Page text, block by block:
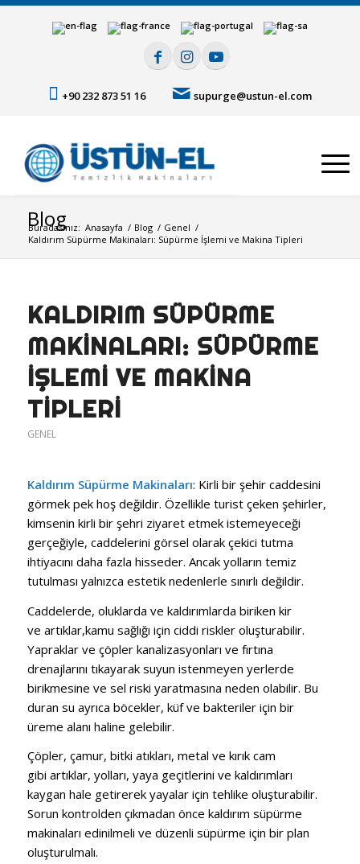
+90 232 873 51 16 supurge@ustun-el.com
Blog
Buradasınız: Anasayfa / Blog / Genel /
Kaldırım Süpürme Makinaları: Süpürme İşlemi ve Makina Tipleri
KALDIRIM SÜPÜRME
MAKINALARI: SÜPÜRME
İŞLEMI VE MAKINA
TIPLERI
GENEL
Kaldırım Süpürme Makinaları: Kirli bir şehir caddesini
görmek pek hoş değildir. Özellikle turist çeken şehirler,
kimsenin kirli bir şehri ziyaret etmek istemeyeceği
gerçeğiyle, caddelerini görsel olarak çekici tutma
ihtiyacını daha fazla hisseder. Ancak yolların temiz
tutulması yalnızca estetik nedenlerle sınırlı değildir.
Caddelerde, oluklarda ve kaldırımlarda biriken kir
ve artıklar,kamu sağlığı için ciddi riskler oluşturabilir.
Yapraklar ve çöpler kanalizasyonları ve fırtına
drenajlarını tıkayarak suyun istenmeyen yerlerde
birikmesine ve sel riski yaratmasına neden olabilir. Bu
duran su ayrıca böcekler, küf ve bakteriler için bir
üreme alanı haline gelebilir.
Çöpler, çamur, bitki atıkları, metal ve kırık cam
gibi artıklar, yolları, yaya geçitlerini ve kaldırımları
kaygan hale getirerek yayalar için tehlike oluşturabilir.
Sorun kontrolden çıkmadan önce kaldırım süpürme
makinaları edinilmeli ve düzenli süpürme için bir plan
oluşturulmalı.